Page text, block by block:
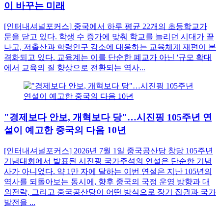
이 바꾸는 미래
[인터내셔널포커스] 중국에서 하루 평균 22개의 초등학교가
문을 닫고 있다. 학생 수 증가에 맞춰 학교를 늘리던 시대가 끝
나고, 저출산과 학령인구 감소에 대응하는 교육체계 재편이 본
격화되고 있다. 교육계는 이를 단순한 폐교가 아닌 '규모 확대
에서 교육의 질 향상으로 전환되는 역사...
"경제보다 안보, 개혁보다 당"…시진핑 105주년 연
설이 예고한 중국의 다음 10년
[인터내셔널포커스] 2026년 7월 1일 중국공산당 창당 105주년
기념대회에서 발표된 시진핑 국가주석의 연설은 단순한 기념
사가 아니었다. 약 1만 자에 달하는 이번 연설은 지난 105년의
역사를 되돌아보는 동시에, 향후 중국의 국정 운영 방향과 대
외전략, 그리고 중국공산당이 어떤 방식으로 장기 집권과 국가
발전을 ...